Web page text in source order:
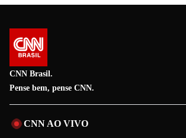
CNN Brasil.
Pense bem, pense CNN.
CNN AO VIVO